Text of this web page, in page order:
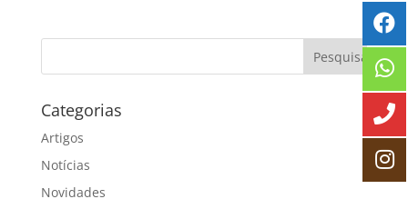
Categorias
Artigos
Notícias
Novidades